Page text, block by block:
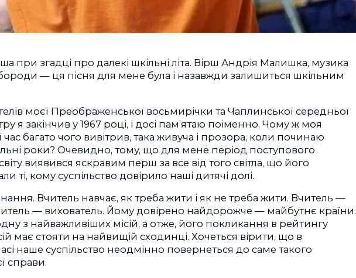
при згадці про далекі шкільні літа. Вірш Андрія Малишка, музика
— ця пісня для мене була і назавжди залишиться шкільним
моєї Преображенської восьмирічки та Чаплинської середньої
я закінчив у 1967 році, і досі пам’ятаю поіменно. Чому ж моя
час багато чого вивітрив, така живуча і прозора, коли починаю
роки? Очевидно, тому, що для мене період поступового
виявився яскравим перш за все від того світла, що його
ті, кому суспільство довірило наші дитячі долі.
Вчитель навчає, як треба жити і як не треба жити. Вчитель —
— вихователь. Йому довірено найдорожче — майбутнє країни.
з найважливіших місій, а отже, його покликання в рейтингу
має стояти на найвищій сходинці. Хочеться вірити, що в
наше суспільство неодмінно повернеться до саме такого
справи.